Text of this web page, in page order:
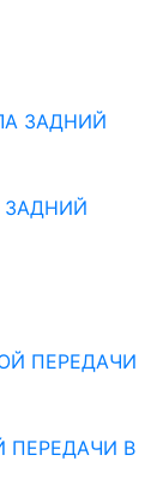
ПЕРЕДАЧИ В